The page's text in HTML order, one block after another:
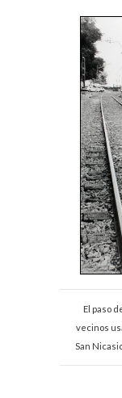
El paso
vecinos
San